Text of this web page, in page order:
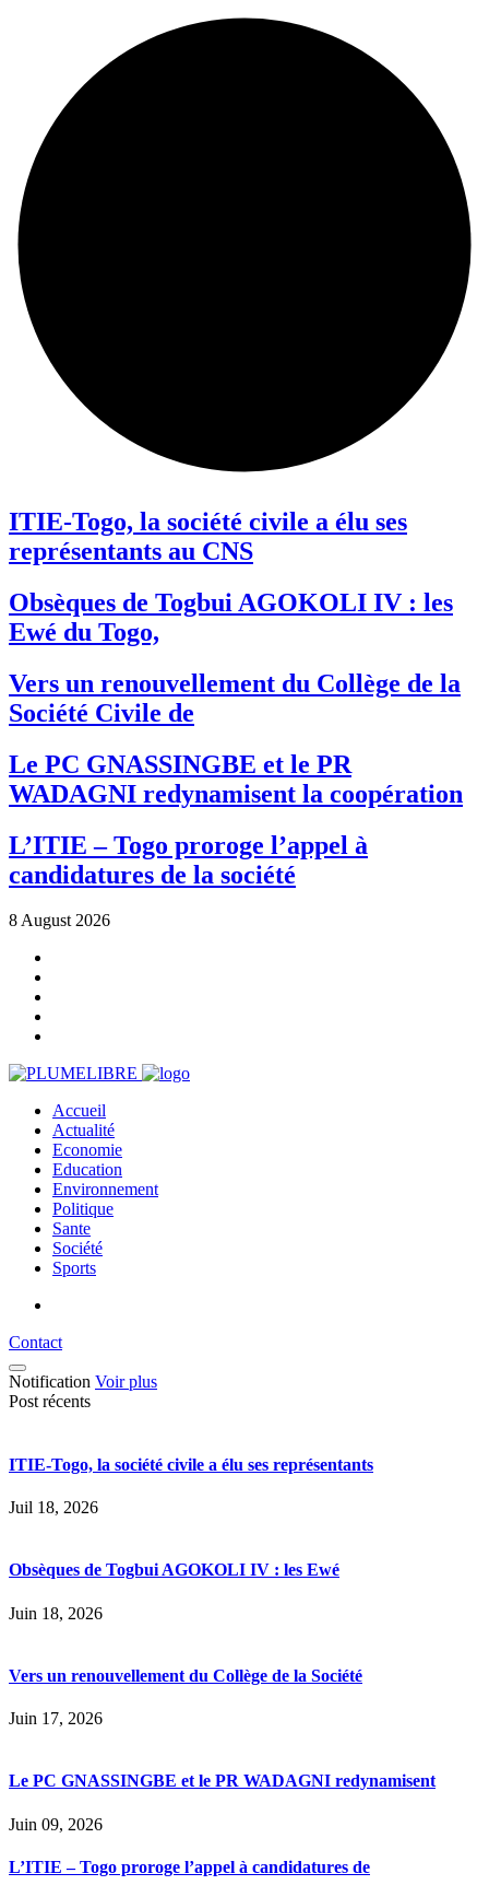
ITIE-Togo, la société civile a élu ses
représentants au CNS
Obsèques de Togbui AGOKOLI IV : les
Ewé du Togo,
Vers un renouvellement du Collège de la
Société Civile de
Le PC GNASSINGBE et le PR
WADAGNI redynamisent la coopération
L’ITIE – Togo proroge l’appel à
candidatures de la société
8 August 2026
Accueil
Actualité
Economie
Education
Environnement
Politique
Sante
Société
Sports
Contact
Notification Voir plus
Post récents
ITIE-Togo, la société civile a élu ses représentants
Juil 18, 2026
Obsèques de Togbui AGOKOLI IV : les Ewé
Juin 18, 2026
Vers un renouvellement du Collège de la Société
Juin 17, 2026
Le PC GNASSINGBE et le PR WADAGNI redynamisent
Juin 09, 2026
L’ITIE – Togo proroge l’appel à candidatures de